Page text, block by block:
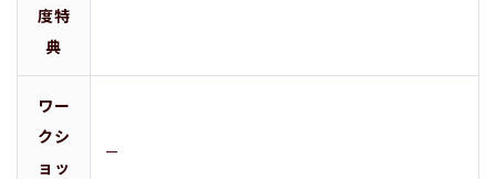
度特
典
ワー
クシ
ョッ
－